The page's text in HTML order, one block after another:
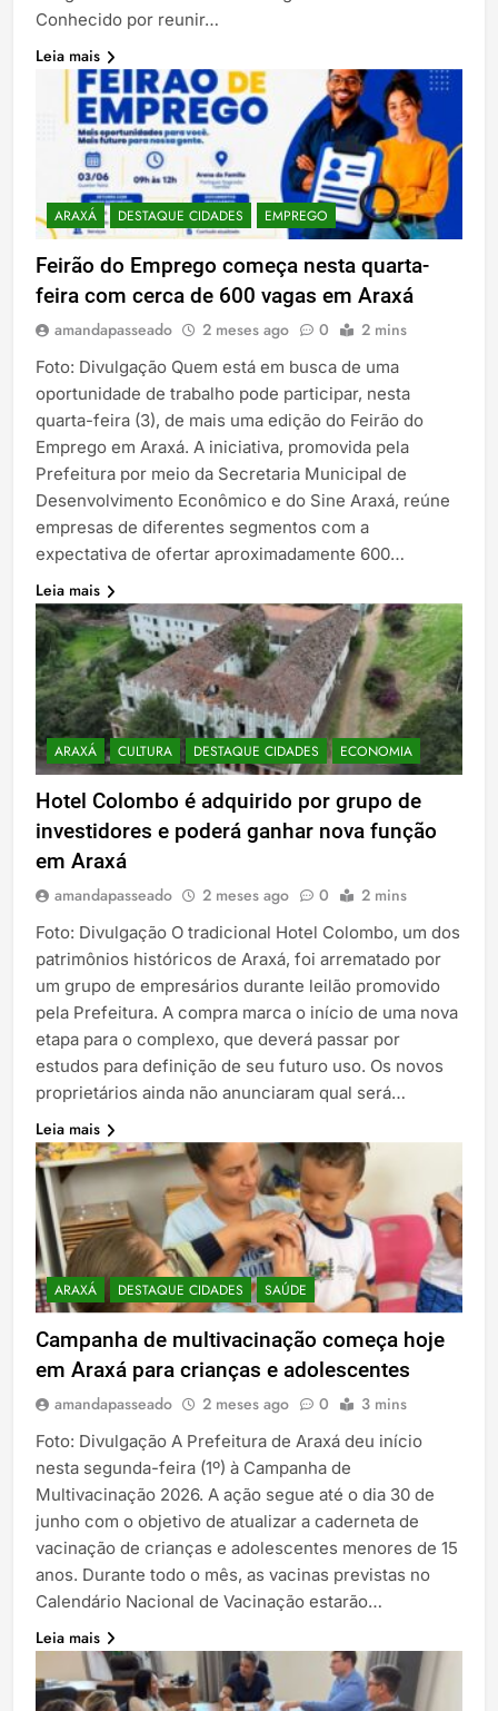
Conhecido por reunir…
Leia mais
ARAXÁ DESTAQUE CIDADES EMPREGO
Feirão do Emprego começa nesta quarta-
feira com cerca de 600 vagas em Araxá
amandapasseado 2 meses ago 0 2 mins
Foto: Divulgação Quem está em busca de uma
oportunidade de trabalho pode participar, nesta
quarta-feira (3), de mais uma edição do Feirão do
Emprego em Araxá. A iniciativa, promovida pela
Prefeitura por meio da Secretaria Municipal de
Desenvolvimento Econômico e do Sine Araxá, reúne
empresas de diferentes segmentos com a
expectativa de ofertar aproximadamente 600…
Leia mais
ARAXÁ CULTURA DESTAQUE CIDADES ECONOMIA
Hotel Colombo é adquirido por grupo de
investidores e poderá ganhar nova função
em Araxá
amandapasseado 2 meses ago 0 2 mins
Foto: Divulgação O tradicional Hotel Colombo, um dos
patrimônios históricos de Araxá, foi arrematado por
um grupo de empresários durante leilão promovido
pela Prefeitura. A compra marca o início de uma nova
etapa para o complexo, que deverá passar por
estudos para definição de seu futuro uso. Os novos
proprietários ainda não anunciaram qual será…
Leia mais
ARAXÁ DESTAQUE CIDADES SAÚDE
Campanha de multivacinação começa hoje
em Araxá para crianças e adolescentes
amandapasseado 2 meses ago 0 3 mins
Foto: Divulgação A Prefeitura de Araxá deu início
nesta segunda-feira (1º) à Campanha de
Multivacinação 2026. A ação segue até o dia 30 de
junho com o objetivo de atualizar a caderneta de
vacinação de crianças e adolescentes menores de 15
anos. Durante todo o mês, as vacinas previstas no
Calendário Nacional de Vacinação estarão…
Leia mais